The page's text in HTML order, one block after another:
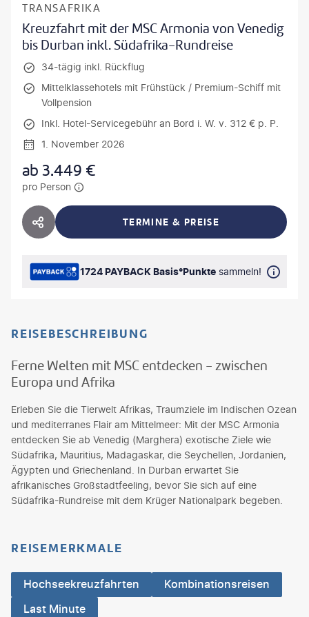
TRANSAFRIKA
Kreuzfahrt mit der MSC Armonia von Venedig
bis Durban inkl. Südafrika-Rundreise
34-tägig inkl. Rückflug
Mittelklassehotels mit Frühstück / Premium-Schiff mit
Vollpension
Inkl. Hotel-Servicegebühr an Bord i. W. v. 312 € p. P.
1. November 2026
ab3.449 €
pro Person
HOTEL TEILEN TERMINE & PREISE
1724 PAYBACK Basis°Punkte sammeln!
REISEBESCHREIBUNG
Ferne Welten mit MSC entdecken - zwischen
Europa und Afrika
Erleben Sie die Tierwelt Afrikas, Traumziele im Indischen Ozean
und mediterranes Flair am Mittelmeer: Mit der MSC Armonia
entdecken Sie ab Venedig (Marghera) exotische Ziele wie
Südafrika, Mauritius, Madagaskar, die Seychellen, Jordanien,
Ägypten und Griechenland. In Durban erwartet Sie
afrikanisches Großstadtfeeling, bevor Sie sich auf eine
Südafrika-Rundreise mit dem Krüger Nationalpark begeben.
REISEMERKMALE
Hochseekreuzfahrten
Kombinationsreisen
Last Minute